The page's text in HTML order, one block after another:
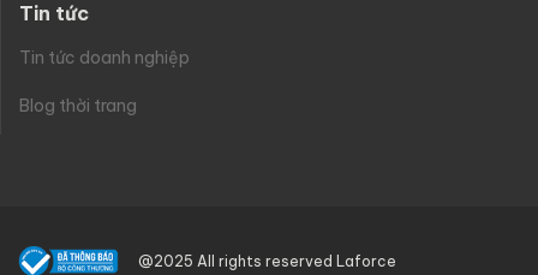
Tin tức
Tin tức doanh nghiệp
Blog thời trang
@2025 All rights reserved Laforce